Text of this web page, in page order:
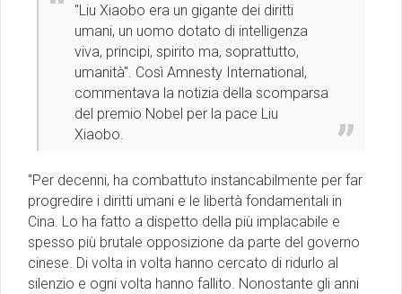
''Liu Xiaobo era un gigante dei diritti
umani, un uomo dotato di intelligenza
viva, principi, spirito ma, soprattutto,
umanità". Così Amnesty International,
commentava la notizia della scomparsa
del premio Nobel per la pace Liu
Xiaobo.
"Per decenni, ha combattuto instancabilmente per far
progredire i diritti umani e le libertà fondamentali in
Cina. Lo ha fatto a dispetto della più implacabile e
spesso più brutale opposizione da parte del governo
cinese. Di volta in volta hanno cercato di ridurlo al
silenzio e ogni volta hanno fallito. Nonostante gli anni